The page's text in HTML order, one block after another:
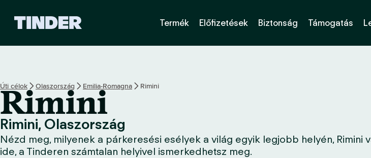
K
e
z
ő
o
l
Termék Előfizetések Biztonság Támogatás
Úti célok Olaszország Emilia-Romagna Rimini
Rimini
Rimini, Olaszország
Nézd meg, milyenek a párkeresési esélyek a világ egyik legjobb helyén,
ide, a Tinderen számtalan helyivel ismerkedhetsz meg.